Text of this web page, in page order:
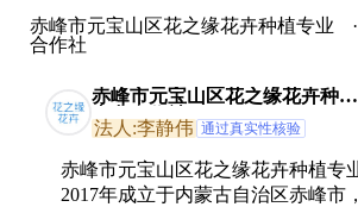
赤峰市元宝山区花之缘花卉种植专业
合作社
·
赤峰市元宝山区花之缘花卉种植
专业合作社
法人:李静伟 通过真实性核验
赤峰市元宝山区花之缘花卉种植专
2017年成立于内蒙古自治区赤峰市